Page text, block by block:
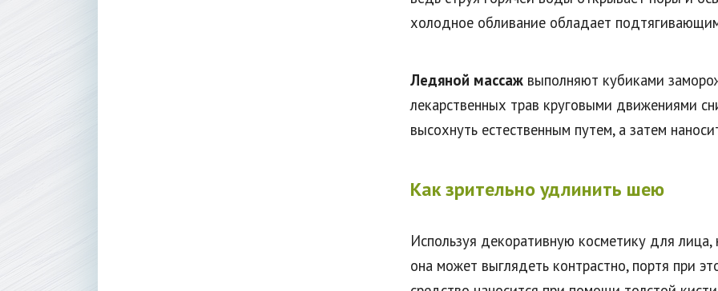
холодное обливание обладает
Ледяной массаж выполняют кубиками
лекарственных трав круговыми движениями
высохнуть естественным путем, а затем
Как зрительно удлинить шею
Используя декоративную косметику для
она может выглядеть контрастно, портя при